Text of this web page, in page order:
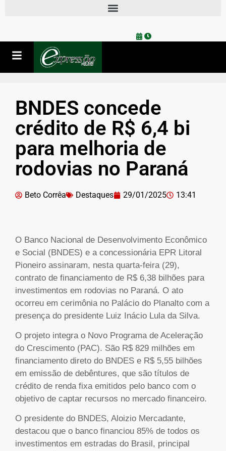
BNDES concede
crédito de R$ 6,4 bi
para melhoria de
rodovias no Paraná
Beto Corrêa Destaques 29/01/2025 13:41
O Banco Nacional de Desenvolvimento Econômico
e Social (BNDES) e a concessionária EPR Litoral
Pioneiro assinaram, nesta quarta-feira (29),
contrato de financiamento de R$ 6,38 bilhões para
investimentos em rodovias no Paraná. O ato
ocorreu em cerimônia no Palácio do Planalto com a
presença do presidente Luiz Inácio Lula da Silva.
O projeto integra o Novo Programa de Aceleração
do Crescimento (PAC). São R$ 829 milhões em
financiamento direto do BNDES e R$ 5,55 bilhões
em emissão de debêntures, que são títulos de
crédito de renda fixa emitidos pelo banco com o
objetivo de captar recursos no mercado financeiro.
O presidente do BNDES, Aloizio Mercadante,
destacou que o banco financiou 85% de todos os
investimentos em estradas do Brasil, principal